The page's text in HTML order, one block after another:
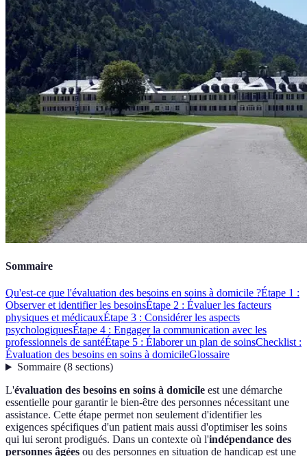
Sommaire
Qu'est-ce que l'évaluation des besoins en soins à domicile ?Étape 1 :
Observer et identifier les besoinsÉtape 2 : Évaluer les facteurs
physiques et médicauxÉtape 3 : Considérer les aspects
psychologiquesÉtape 4 : Engager la communication avec les
professionnels de santéÉtape 5 : Élaborer un plan de soinsChecklist :
Évaluation des besoins en soins à domicileGlossaire
Sommaire(8 sections)
L'évaluation des besoins en soins à domicile est une démarche
essentielle pour garantir le bien-être des personnes nécessitant une
assistance. Cette étape permet non seulement d'identifier les
exigences spécifiques d'un patient mais aussi d'optimiser les soins
qui lui seront prodigués. Dans un contexte où l'indépendance des
personnes âgées ou des personnes en situation de handicap est une